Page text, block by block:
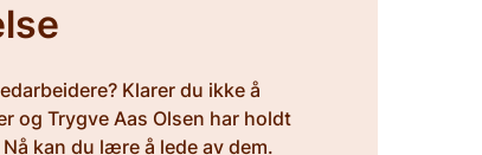
Klarer du ikke å
og Trygve Aas Olsen har holdt
kan du lære å lede av dem.